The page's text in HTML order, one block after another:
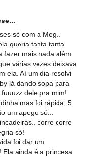
só com a Meg..
queria tanta tanta
fazer mais nada além
várias vezes deixava
ela. Aí um dia resolvi
lá dando sopa para
dele pra mim!
mas foi rápida, 5
um apego só...
corre corre
só!
foi dar um
Ela ainda é a princesa